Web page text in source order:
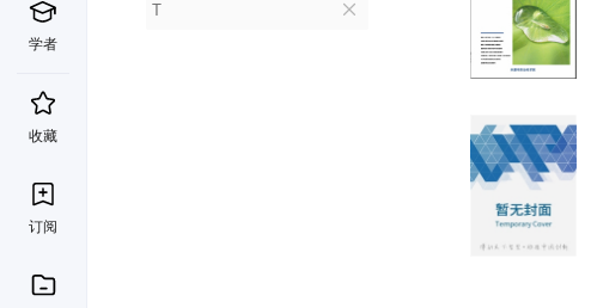
学者
收藏
订阅
T